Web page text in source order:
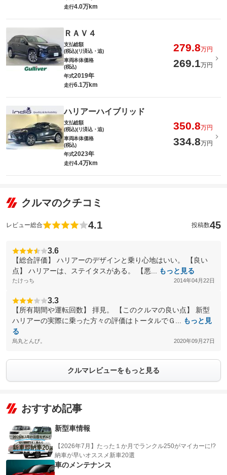
走行4.0万km
ＲＡＶ４
支払総額
(税込)(リ済込・追)
279.8万円
車両本体価格
(税込)
269.1万円
年式2019年
走行6.1万km
ハリアーハイブリッド
支払総額
(税込)(リ済込・追)
350.8万円
車両本体価格
(税込)
334.8万円
年式2023年
走行4.4万km
クルマのクチコミ
レビュー総合 4.1 投稿数45
3.6
【総合評価】 ハリアーのデザインと乗り心地はいい。 【良い
点】 ハリアーは、ステイタスがある。 【悪...
もっと見る
たけっち 2014年04月22日
3.3
【所有期間や運転回数】 拝見。 【このクルマの良い点】 新型
ハリアーの実際に乗った方々の評価はトータルでＧ...
もっと見
る
烏丸とんび。 2020年09月27日
クルマレビューをもっと見る
おすすめ記事
新型車情報
【2026年7月】たった１か月でランクル250がマイカーに!?
納車が早いオススメ新車20選
車のメンテナンス